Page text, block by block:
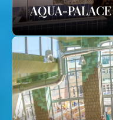
AQUA-PALACE